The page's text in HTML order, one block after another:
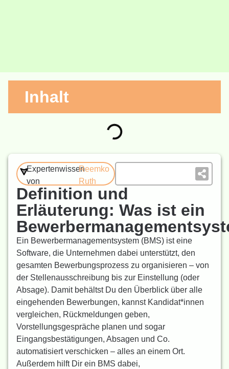
Inhalt
Expertenwissen
von
Reemko
Ruth
Definition und
Erläuterung: Was ist ein
Ein Bewerbermanagementsystem (BMS) ist eine
Software, die Unternehmen dabei unterstützt, den
gesamten Bewerbungsprozess zu organisieren – von
der Stellenausschreibung bis zur Einstellung (oder
Absage). Damit behältst Du den Überblick über alle
eingehenden Bewerbungen, kannst Kandidat*innen
vergleichen, Rückmeldungen geben,
Vorstellungsgespräche planen und sogar
Eingangsbestätigungen, Absagen und Co.
automatisiert verschicken – alles an einem Ort.
Außerdem hilft Dir ein BMS dabei,